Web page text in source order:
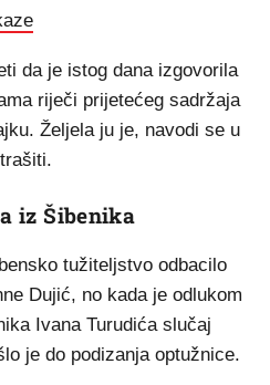
da je istog dana izgovorila
riječi prijetećeg sadržaja
Željela ju je, navodi se u
iz Šibenika
tužiteljstvo odbacilo
Dujić, no kada je odlukom
Ivana Turudića slučaj
je do podizanja optužnice.